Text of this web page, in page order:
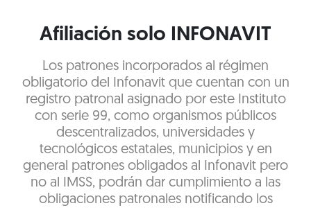
Afiliación solo INFONAVIT
Los patrones incorporados al régimen
obligatorio del Infonavit que cuentan con un
registro patronal asignado por este Instituto
con serie 99, como organismos públicos
descentralizados, universidades y
tecnológicos estatales, municipios y en
general patrones obligados al Infonavit pero
no al IMSS, podrán dar cumplimiento a las
obligaciones patronales notificando los